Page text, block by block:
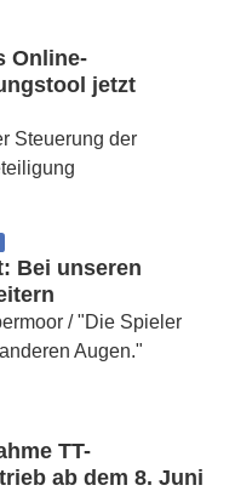
Online-
jetzt
Steuerung der
Bei unseren
/ "Die Spieler
Augen."
TT-
ab dem 8. Juni